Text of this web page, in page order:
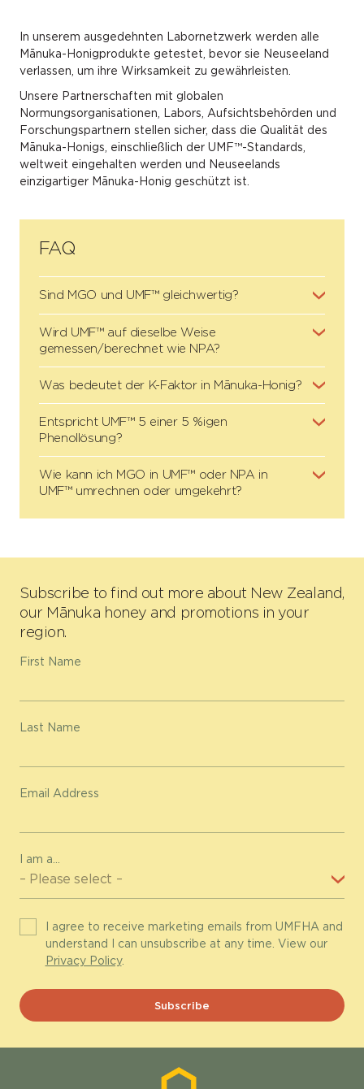
In unserem ausgedehnten Labornetzwerk werden alle
Mānuka-Honigprodukte getestet, bevor sie Neuseeland
verlassen, um ihre Wirksamkeit zu gewährleisten.
Unsere Partnerschaften mit globalen
Normungsorganisationen, Labors, Aufsichtsbehörden und
Forschungspartnern stellen sicher, dass die Qualität des
Mānuka-Honigs, einschließlich der UMF™-Standards,
weltweit eingehalten werden und Neuseelands
einzigartiger Mānuka-Honig geschützt ist.
FAQ
Sind MGO und UMF™ gleichwertig?
Wird UMF™ auf dieselbe Weise
gemessen/berechnet wie NPA?
Was bedeutet der K-Faktor in Mānuka-Honig?
Entspricht UMF™ 5 einer 5 %igen
Phenollösung?
Wie kann ich MGO in UMF™ oder NPA in
UMF™ umrechnen oder umgekehrt?
Subscribe to find out more about New Zealand,
our Mānuka honey and promotions in your
region.
First Name
Last Name
Email Address
I am a...
I agree to receive marketing emails from UMFHA and
understand I can unsubscribe at any time. View our
Privacy Policy.